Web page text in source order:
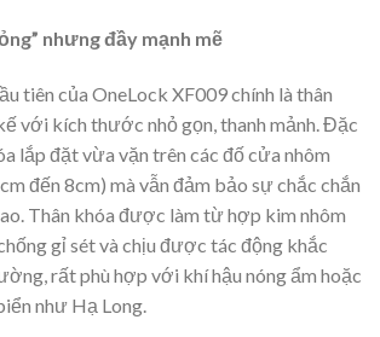
nhưng đầy mạnh mẽ
tiên của OneLock XF009 chính là thân
với kích thước nhỏ gọn, thanh mảnh. Đặc
lắp đặt vừa vặn trên các đố cửa nhôm
đến 8cm) mà vẫn đảm bảo sự chắc chắn
Thân khóa được làm từ hợp kim nhôm
gỉ sét và chịu được tác động khắc
rất phù hợp với khí hậu nóng ẩm hoặc
như Hạ Long.